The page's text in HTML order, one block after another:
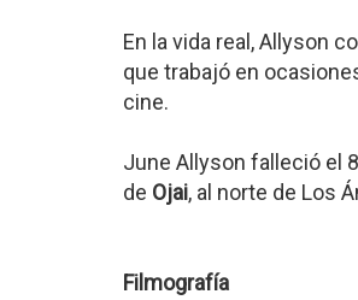
En la vida real, Allyson
que trabajó en
cine.
June Allyson falleció el
de Ojai, al norte de Los
Filmografía